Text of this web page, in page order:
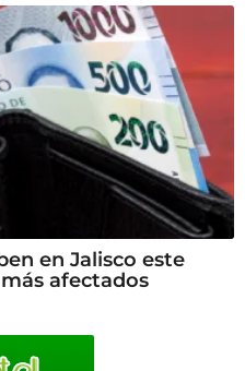
en Jalisco este
afectados